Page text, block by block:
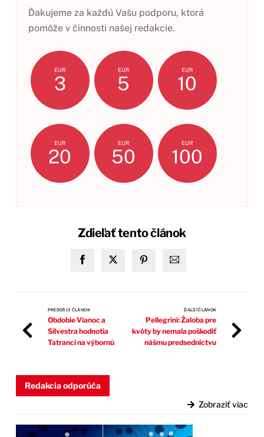
Ďakujeme za každú Vašu podporu, ktorá
pomôže v činnosti našej redakcie.
EUR
3
EUR
5
EUR
10
EUR
20
EUR
50
EUR
100
Zdieľať tento článok
PREDOŠLÝ ČLÁNOK
Obdobie Vianoc a
Silvestra hodnotia
Tatranci na výbornú
ĎALŠÍ ČLÁNOK
Pellegrini: Žaloba pre
kvóty by nemala poškodiť
nášmu predsedníctvu
Redakcia odporúča
Zobraziť viac